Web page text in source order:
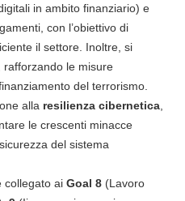
in ambito finanziario) e
con l’obiettivo di
il settore. Inoltre, si
, rafforzando le misure
del terrorismo.
alla resilienza cibernetica
le crescenti minacce
del sistema
collegato ai Goal 8 (Lavoro